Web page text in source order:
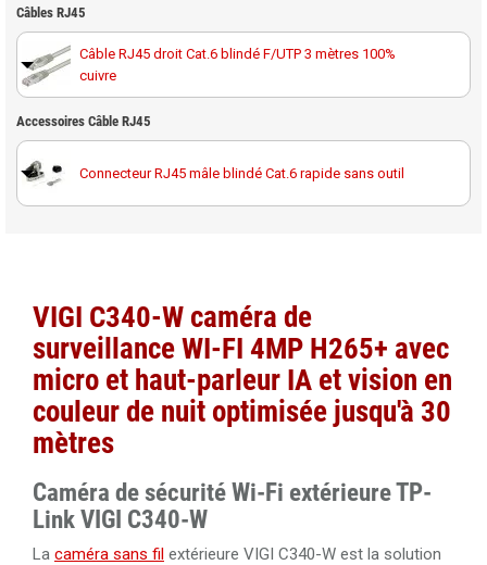
Carte MicroSD Western Digital Purple 256GB spéciale
vidéosurveillance
Système Mesh WiFi 6 de 3 Gigabit couverture 250m² TP-
Link Deco X50 (pack de 2)
Système Mesh WiFi 6 extérieur IP65 de 3 Gigabit
couverture 230m² TP-Link Deco X50-Outdoor(1-Pack)
Câbles RJ45
Câble RJ45 droit Cat.6 blindé F/UTP 3 mètres 100%
cuivre
Câble RJ45 droit Cat.6 blindé F/UTP 10 mètres 100%
cuivre
Câble RJ45 droit Cat.6 blindé F/UTP 20 mètres 100%
cuivre
Câble RJ45 droit Cat.6 blindé F/UTP 40 mètres 100%
cuivre
Câble RJ45 droit Cat.6 blindé F/UTP 50 mètres 100%
cuivre
Accessoires Câble RJ45
Connecteur RJ45 mâle blindé Cat.6 rapide sans outil
VIGI C340-W caméra de
surveillance WI-FI 4MP H265+ avec
micro et haut-parleur IA et vision en
couleur de nuit optimisée jusqu'à 30
mètres
Caméra de sécurité Wi-Fi extérieure TP-
Link VIGI C340-W
La caméra sans fil extérieure VIGI C340-W est la solution